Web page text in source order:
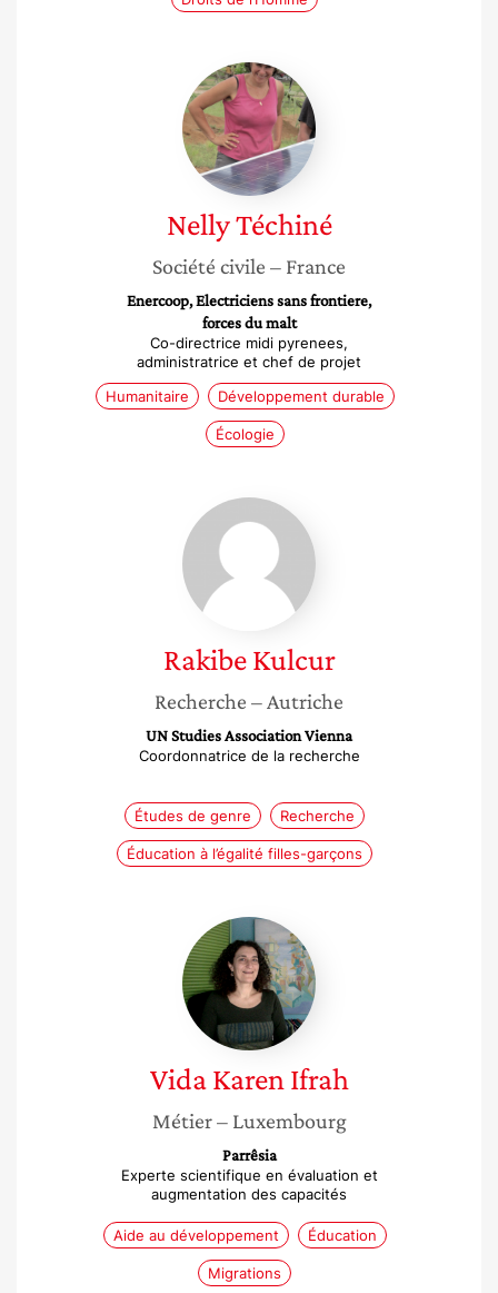
Nelly
Téchiné
NellyTéchiné
Société civile – France
Enercoop, Electriciens sans frontiere,
forces du malt
Co-directrice midi pyrenees,
administratrice et chef de projet
Humanitaire
Développement durable
Écologie
Rakibe
Kulcur
Rakibe Kulcur
Recherche – Autriche
UN Studies Association Vienna
Coordonnatrice de la recherche
Études de genre Recherche
Éducation à l’égalité filles-garçons
Vida
Karen
Ifrah
Vida Karen Ifrah
Métier – Luxembourg
Parrêsia
Experte scientifique en évaluation et
augmentation des capacités
Aide au développement Éducation
Migrations